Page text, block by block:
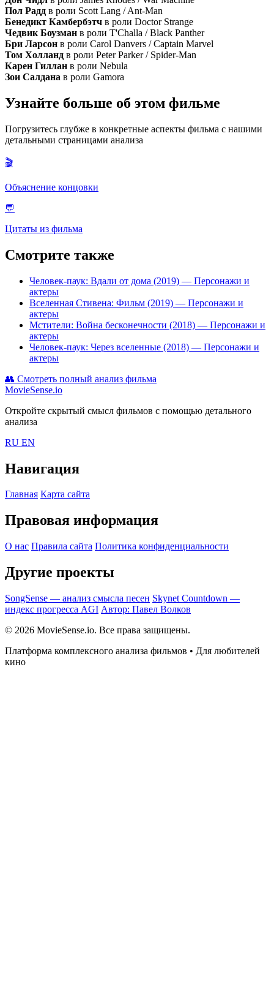
Пол Радд в роли Scott Lang / Ant-Man
Бенедикт Камбербэтч в роли Doctor Strange
Чедвик Боузман в роли T'Challa / Black Panther
Бри Ларсон в роли Carol Danvers / Captain Marvel
Том Холланд в роли Peter Parker / Spider-Man
Карен Гиллан в роли Nebula
Зои Салдана в роли Gamora
Узнайте больше об этом фильме
Погрузитесь глубже в конкретные аспекты фильма с нашими
детальными страницами анализа
🎬
Объяснение концовки
💬
Цитаты из фильма
Смотрите также
Человек-паук: Вдали от дома (2019) — Персонажи и
актеры
Вселенная Стивена: Фильм (2019) — Персонажи и
актеры
Мстители: Война бесконечности (2018) — Персонажи и
актеры
Человек-паук: Через вселенные (2018) — Персонажи и
актеры
👥 Смотреть полный анализ фильма
MovieSense.io
Откройте скрытый смысл фильмов с помощью детального
анализа
RU EN
Навигация
Главная Карта сайта
Правовая информация
О нас Правила сайта Политика конфиденциальности
Другие проекты
SongSense — анализ смысла песен Skynet Countdown —
индекс прогресса AGI Автор: Павел Волков
© 2026 MovieSense.io. Все права защищены.
Платформа комплексного анализа фильмов • Для любителей
кино